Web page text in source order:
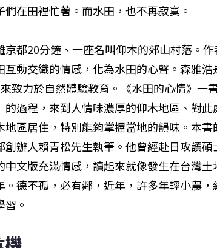
在田裡忙著。而水田，也不再寂寞。
京都20分鐘、一座名叫仰木的郊山村落。
動交織的情感，化為水田的心聲。森雅浩
致力於自然體驗教育。《水田的心情》一
過程，來到人情味濃厚的仰木地區、對
區居住，特別能夠掌握當地的韻味。本
辦人賴青松先生執筆。他曾經赴日攻讀碩
文版充滿情感，讀起來就像發生在台灣土
德不孤，必有鄰，近年，許多年輕小農，
。